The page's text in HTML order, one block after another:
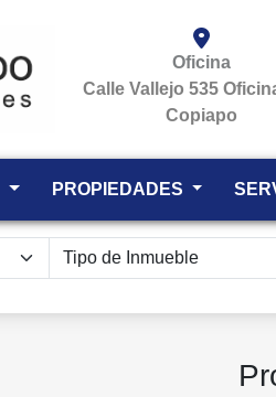
Oficina
Calle Vallejo 535
Copiapo
PROPIEDADES